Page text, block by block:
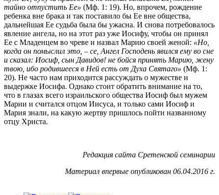
тайно отпустить Ее» (Мф. 1: 19). Но, впрочем, рождение
ребенка вне брака и так поставило бы Ее вне общества,
дальнейшая Ее судьба была бы ужасна. И снова потребовалось
явление ангела, но на этот раз уже Иосифу, чтобы он принял
Ее с Младенцем во чреве и назвал Марию своей женой: «Но,
когда он помыслил это, – се, Ангел Господень явился ему во сне
и сказал: Иосиф, сын Давидов! не бойся принять Марию, жену
твою, ибо родившееся в Ней есть от Духа Святаго» (Мф. 1:
20). Не часто нам приходится рассуждать о мужестве и
выдержке Иосифа. Однако стоит обратить внимание на то,
что в глазах всего израильского общества Иосиф был мужем
Марии и считался отцом Иисуса, и только сами Иосиф и
Мария знали, на какую жертву пришлось пойти названному
отцу Христа.
Редакция сайта Сретенской семинарии
Материал впервые опубликован 06.04.2016 г.